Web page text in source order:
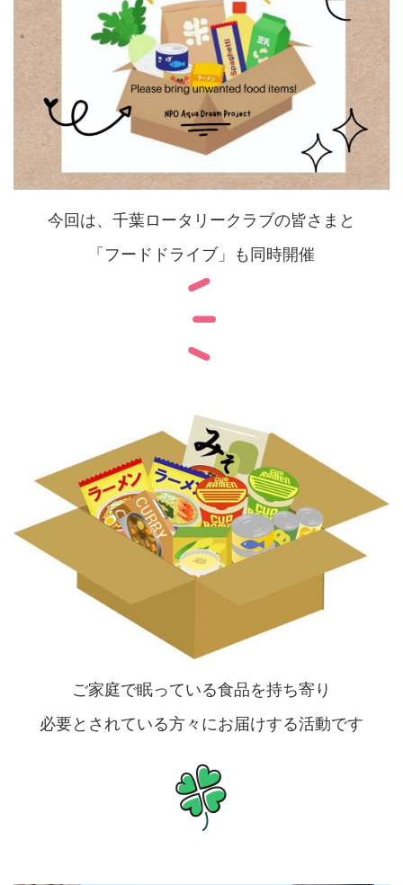
今回は、千葉ロータリークラブの皆さまと
「フードドライブ」も同時開催
ご家庭で眠っている食品を持ち寄り
必要とされている方々にお届けする活動です